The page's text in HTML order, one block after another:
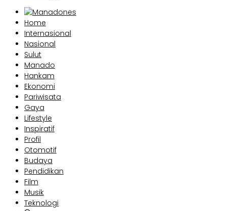
Home
Internasional
Nasional
Sulut
Manado
Hankam
Ekonomi
Pariwisata
Gaya
Lifestyle
Inspiratif
Profil
Otomotif
Budaya
Pendidikan
Film
Musik
Teknologi